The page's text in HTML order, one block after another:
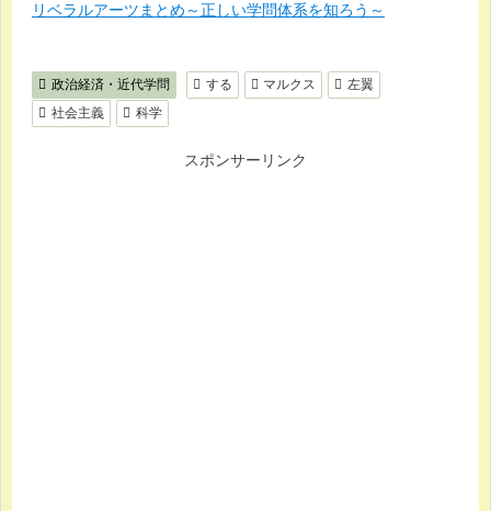
リベラルアーツまとめ～正しい学問体系を知ろう～
政治経済・近代学問 する マルクス
左翼
社会主義
科学
スポンサーリンク